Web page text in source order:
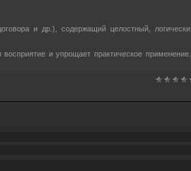
и др.), содержащий целостный, логически
и упрощает практическое применение.